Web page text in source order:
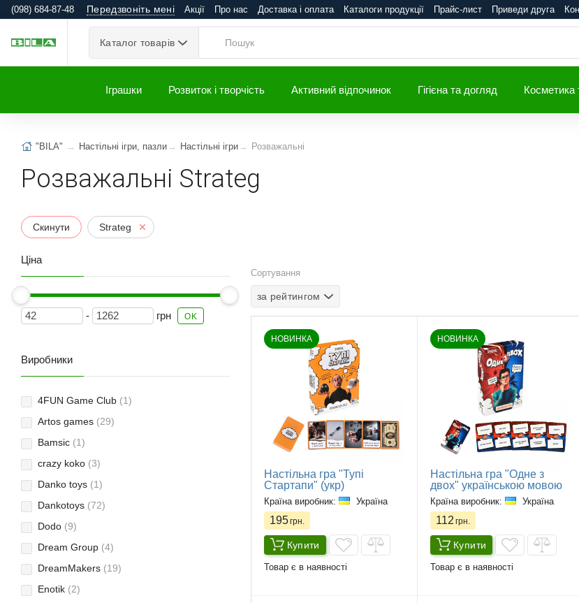
(098) 684-87-48 Передзвоніть мені Акції Про нас Доставка і оплата Каталоги продукції Прайс-лист Приведи друга
Каталог товарів
Іграшки Розвиток і творчість Активний відпочинок Гігієна та догляд Косметика
"BILA" Настільні ігри, пазли Настільні ігри Розважальні
Розважальні Strateg
Скинути Strateg
Сортування
за рейтингом
НОВИНКА
Настільна гра "Тупі
Стартапи" (укр)
Країна виробник: Україна
195грн.
Купити
Товар є в наявності
НОВИНКА
Настільна гра "Одне з
двох" українською мовою
Країна виробник: Україна
112 грн.
Купити
Товар є в наявності
Ціна
- грн OK
Виробники
4FUN Game Club (1)
Artos games (29)
Bamsic (1)
crazy koko (3)
Danko toys (1)
Dankotoys (72)
Dodo (9)
Dream Group (4)
DreamMakers (19)
Enotik (2)